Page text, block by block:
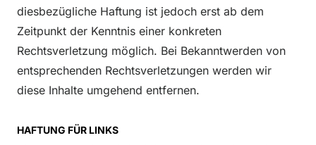
diesbezügliche Haftung ist jedoch erst ab dem
Zeitpunkt der Kenntnis einer konkreten
Rechtsverletzung möglich. Bei Bekanntwerden von
entsprechenden Rechtsverletzungen werden wir
diese Inhalte umgehend entfernen.
HAFTUNG FÜR LINKS